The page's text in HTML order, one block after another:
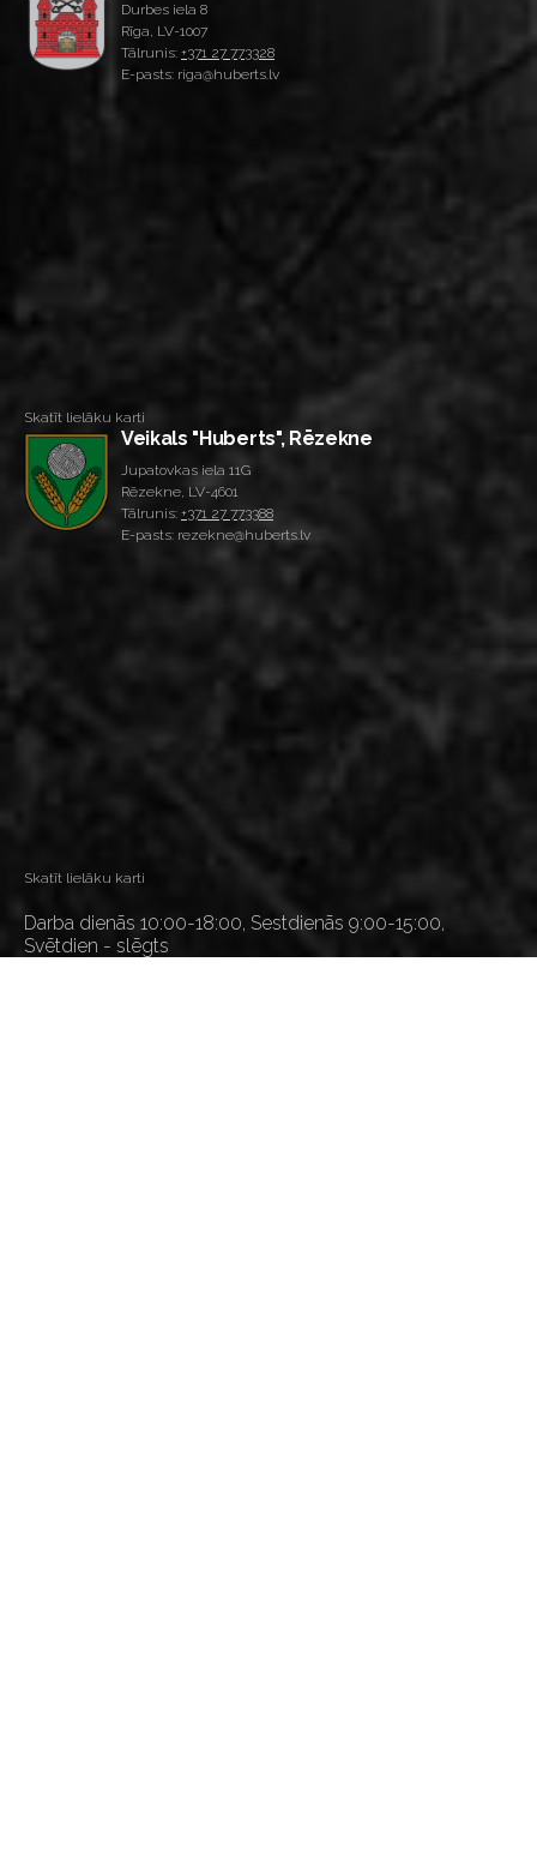
Durbes iela 8
Rīga, LV-1007
Tālrunis: +371 27 773328
E-pasts: riga@huberts.lv
Skatīt lielāku karti
Veikals "Huberts", Rēzekne
Jupatovkas iela 11G
Rēzekne, LV-4601
Tālrunis: +371 27 773388
E-pasts: rezekne@huberts.lv
Skatīt lielāku karti
Darba dienās 10:00-18:00, Sestdienās 9:00-15:00,
Svētdien - slēgts